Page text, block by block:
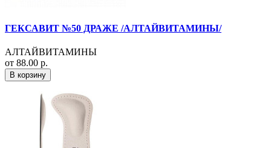
ГЕКСАВИТ №50 ДРАЖЕ /АЛТАЙВИТАМИНЫ/
АЛТАЙВИТАМИНЫ
от 88.00 р.
В корзину